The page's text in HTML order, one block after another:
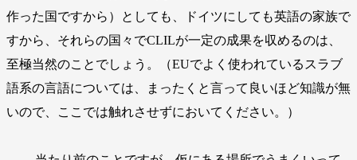
作った国ですから）としても、ドイツにしても英語の家族で
すから、それらの国々でCLILが一定の成果を収めるのは、
至極当然のことでしょう。（EUでよく使われているスラブ
語系の言語については、まったくと言って良いほど知識が無
いので、ここでは触れさせずにおいてください。）